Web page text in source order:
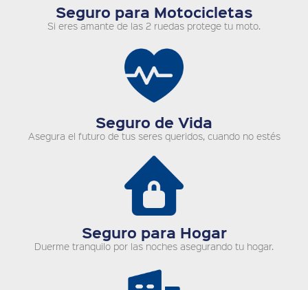
Seguro para Motocicletas
Si eres amante de las 2 ruedas protege tu moto.
Seguro de Vida
Asegura el futuro de tus seres queridos, cuando no estés
Seguro para Hogar
Duerme tranquilo por las noches asegurando tu hogar.